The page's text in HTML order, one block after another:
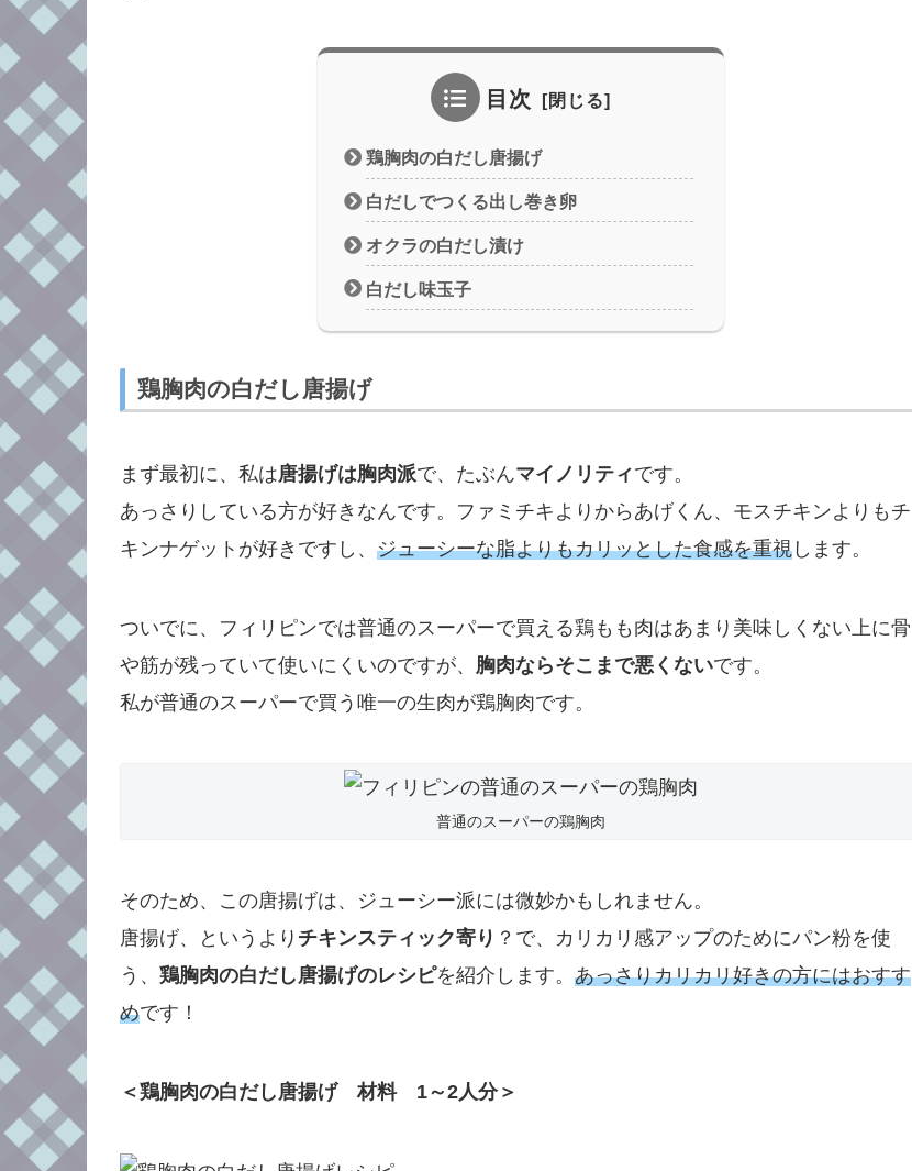
目次
鶏胸肉の白だし唐揚げ
白だしでつくる出し巻き卵
オクラの白だし漬け
白だし味玉子
鶏胸肉の白だし唐揚げ
まず最初に、私は唐揚げは胸肉派で、たぶんマイノリティです。
あっさりしている方が好きなんです。ファミチキよりからあげくん、モスチキンよりもチ
キンナゲットが好きですし、 ジューシーな脂よりもカリッとした食感を重視 します。
ついでに、フィリピンでは普通のスーパーで買える鶏もも肉はあまり美味しくない上に骨
や筋が残っていて使いにくいのですが、 胸肉ならそこまで悪くないです。
私が普通のスーパーで買う唯一の生肉が鶏胸肉です。
普通のスーパーの鶏胸肉
そのため、この唐揚げは、ジューシー派には微妙かもしれません。
唐揚げ、というより チキンスティック寄り ？で、カリカリ感アップのためにパン粉を使
う、 鶏胸肉の白だし唐揚げのレシピを紹介します。 あっさりカリカリ好きの方にはおすす
めです！
＜鶏胸肉の白だし唐揚げ 材料 1～2人分＞